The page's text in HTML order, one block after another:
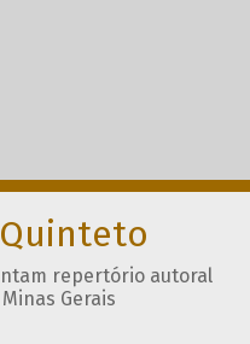
repertório autoral
Gerais